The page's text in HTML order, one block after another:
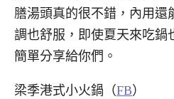
膳湯頭真的很不錯，內用還
調也舒服，即使夏天來吃鍋
簡單分享給你們。
梁季港式小火鍋（FB）